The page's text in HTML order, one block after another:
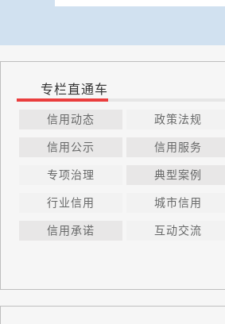
专栏直通车
信用动态 政策法规
信用公示 信用服务
专项治理 典型案例
行业信用 城市信用
信用承诺 互动交流